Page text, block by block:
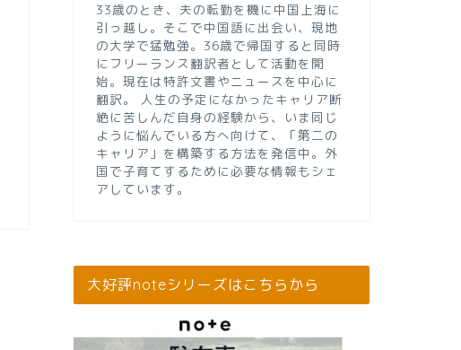
33歳のとき、夫の転勤を機に中国上海に
引っ越し。そこで中国語に出会い、現地
の大学で猛勉強。36歳で帰国すると同時
にフリーランス翻訳者として活動を開
始。現在は特許文書やニュースを中心に
翻訳。 人生の予定になかったキャリア断
絶に苦しんだ自身の経験から、いま同じ
ように悩んでいる方へ向けて、「第二の
キャリア」を構築する方法を発信中。外
国で子育てするために必要な情報もシェ
アしています。
大好評noteシリーズはこちらから